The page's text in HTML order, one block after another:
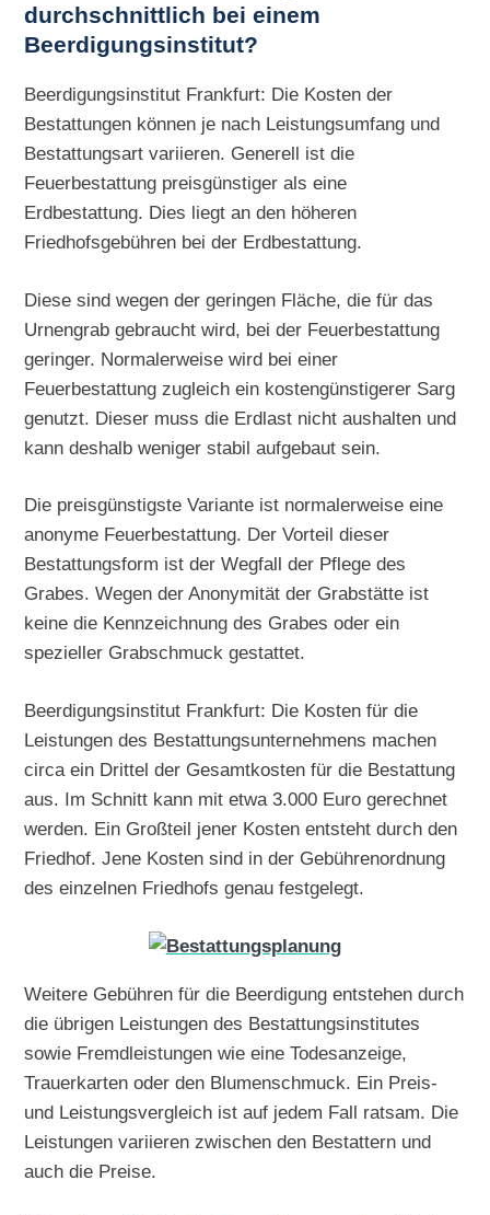
durchschnittlich bei einem
Beerdigungsinstitut?
Beerdigungsinstitut Frankfurt: Die Kosten der
Bestattungen können je nach Leistungsumfang und
Bestattungsart variieren. Generell ist die
Feuerbestattung preisgünstiger als eine
Erdbestattung. Dies liegt an den höheren
Friedhofsgebühren bei der Erdbestattung.
Diese sind wegen der geringen Fläche, die für das
Urnengrab gebraucht wird, bei der Feuerbestattung
geringer. Normalerweise wird bei einer
Feuerbestattung zugleich ein kostengünstigerer Sarg
genutzt. Dieser muss die Erdlast nicht aushalten und
kann deshalb weniger stabil aufgebaut sein.
Die preisgünstigste Variante ist normalerweise eine
anonyme Feuerbestattung. Der Vorteil dieser
Bestattungsform ist der Wegfall der Pflege des
Grabes. Wegen der Anonymität der Grabstätte ist
keine die Kennzeichnung des Grabes oder ein
spezieller Grabschmuck gestattet.
Beerdigungsinstitut Frankfurt: Die Kosten für die
Leistungen des Bestattungsunternehmens machen
circa ein Drittel der Gesamtkosten für die Bestattung
aus. Im Schnitt kann mit etwa 3.000 Euro gerechnet
werden. Ein Großteil jener Kosten entsteht durch den
Friedhof. Jene Kosten sind in der Gebührenordnung
des einzelnen Friedhofs genau festgelegt.
Weitere Gebühren für die Beerdigung entstehen durch
die übrigen Leistungen des Bestattungsinstitutes
sowie Fremdleistungen wie eine Todesanzeige,
Trauerkarten oder den Blumenschmuck. Ein Preis-
und Leistungsvergleich ist auf jedem Fall ratsam. Die
Leistungen variieren zwischen den Bestattern und
auch die Preise.